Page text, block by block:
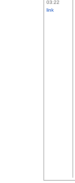
03:22
link